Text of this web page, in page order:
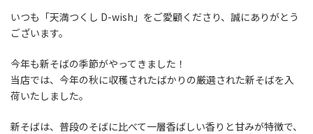
いつも「天満つくし D-wish」をご愛顧くださり、誠にありがとう
ございます。
今年も新そばの季節がやってきました！
当店では、今年の秋に収穫されたばかりの厳選された新そばを入
荷いたしました。
新そばは、普段のそばに比べて一層香ばしい香りと甘みが特徴で、